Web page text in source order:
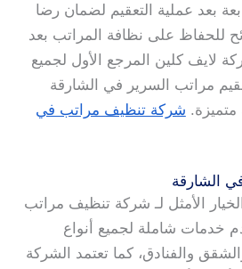
بعد عملية التعقيم لضمان رضا
للحفاظ على نظافة المراتب بعد
لايف كلين المرجع الأول لجميع
مراتب السرير في الشارقة
متميزة. شركة تنظيف مراتب في
الشارقة
الأمثل لـ شركة تنظيف مراتب
خدمات شاملة لجميع أنواع
والفنادق، كما تعتمد الشركة